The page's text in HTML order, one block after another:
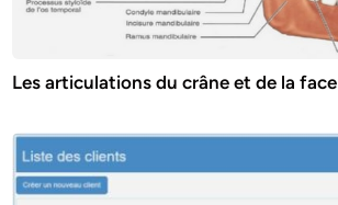
Les articulations du crâne et de la face